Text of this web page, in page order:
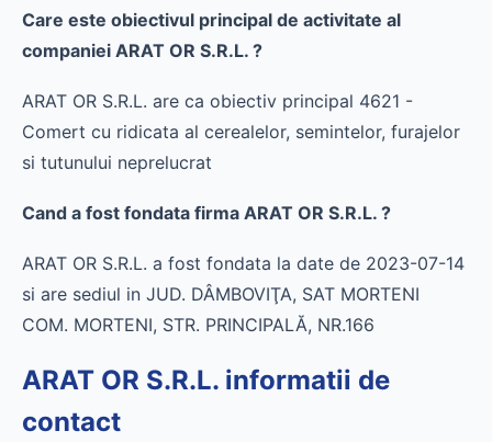
Care este obiectivul principal de activitate al
companiei ARAT OR S.R.L. ?
ARAT OR S.R.L. are ca obiectiv principal 4621 -
Comert cu ridicata al cerealelor, semintelor, furajelor
si tutunului neprelucrat
Cand a fost fondata firma ARAT OR S.R.L. ?
ARAT OR S.R.L. a fost fondata la date de 2023-07-14
si are sediul in JUD. DÂMBOVIŢA, SAT MORTENI
COM. MORTENI, STR. PRINCIPALĂ, NR.166
ARAT OR S.R.L. informatii de
contact